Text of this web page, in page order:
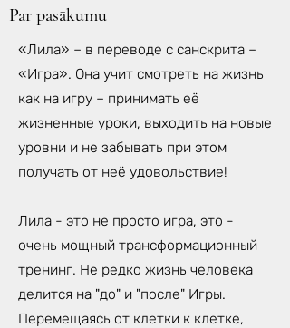
Par pasākumu
«Лила» – в переводе с санскрита –
«Игра». Она учит смотреть на жизнь
как на игру – принимать её
жизненные уроки, выходить на новые
уровни и не забывать при этом
получать от неё удовольствие!
Лила - это не просто игра, это -
очень мощный трансформационный
тренинг. Не редко жизнь человека
делится на "до" и "после" Игры.
Перемещаясь от клетки к клетке,